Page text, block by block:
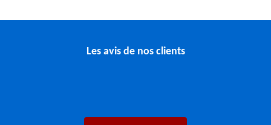
Les avis de nos clients